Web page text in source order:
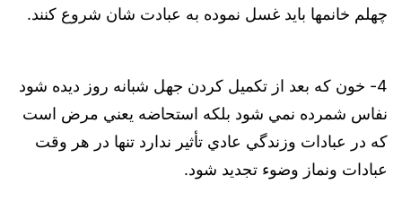
چهلم خانمها بايد غسل نموده به عبادت شان شروع كنند.
4- خون كه بعد از تكميل كردن جهل شبانه روز ديده شود
نفاس شمرده نمي شود بلكه استحاضه يعني مرض است
كه در عبادات وزندگي عادي تأثير ندارد تنها در هر وقت
عبادات ونماز وضوء تجديد شود.